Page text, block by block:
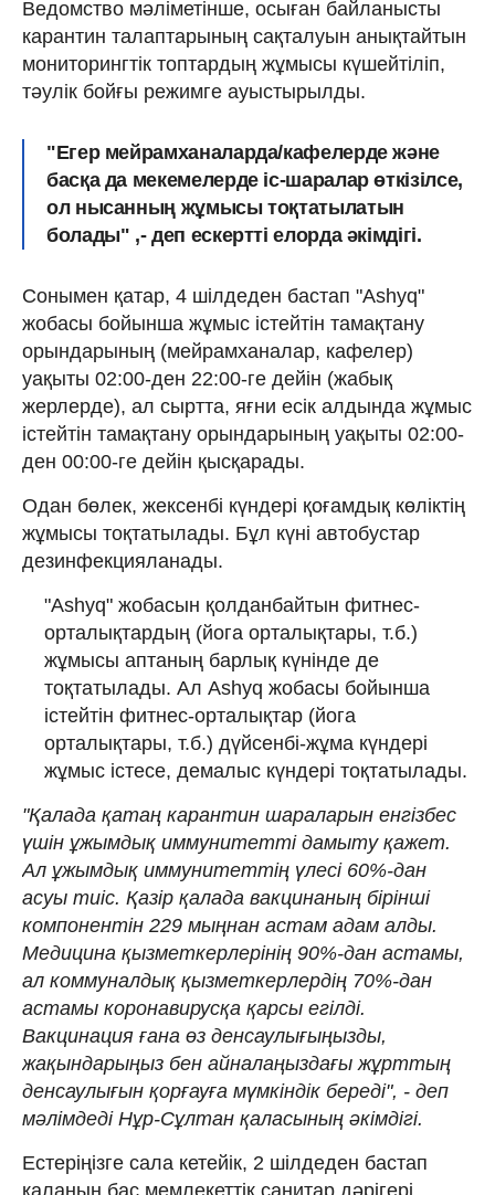
Ведомство мәліметінше, осыған байланысты
карантин талаптарының сақталуын анықтайтын
мониторингтік топтардың жұмысы күшейтіліп,
тәулік бойғы режимге ауыстырылды.
"Егер мейрамханаларда/кафелерде және
басқа да мекемелерде іс-шаралар өткізілсе,
ол нысанның жұмысы тоқтатылатын
болады" ,- деп ескертті елорда әкімдігі.
Сонымен қатар, 4 шілдеден бастап "Ashyq"
жобасы бойынша жұмыс істейтін тамақтану
орындарының (мейрамханалар, кафелер)
уақыты 02:00-ден 22:00-ге дейін (жабық
жерлерде), ал сыртта, яғни есік алдында жұмыс
істейтін тамақтану орындарының уақыты 02:00-
ден 00:00-ге дейін қысқарады.
Одан бөлек, жексенбі күндері қоғамдық көліктің
жұмысы тоқтатылады. Бұл күні автобустар
дезинфекцияланады.
"Ashyq" жобасын қолданбайтын фитнес-
орталықтардың (йога орталықтары, т.б.)
жұмысы аптаның барлық күнінде де
тоқтатылады. Ал Ashyq жобасы бойынша
істейтін фитнес-орталықтар (йога
орталықтары, т.б.) дүйсенбі-жұма күндері
жұмыс істесе, демалыс күндері тоқтатылады.
"Қалада қатаң карантин шараларын енгізбес
үшін ұжымдық иммунитетті дамыту қажет.
Ал ұжымдық иммунитеттің үлесі 60%-дан
асуы тиіс. Қазір қалада вакцинаның бірінші
компонентін 229 мыңнан астам адам алды.
Медицина қызметкерлерінің 90%-дан астамы,
ал коммуналдық қызметкерлердің 70%-дан
астамы коронавирусқа қарсы егілді.
Вакцинация ғана өз денсаулығыңызды,
жақындарыңыз бен айналаңыздағы жұрттың
денсаулығын қорғауға мүмкіндік береді", - деп
мәлімдеді Нұр-Сұлтан қаласының әкімдігі.
Естеріңізге сала кетейік, 2 шілдеден бастап
қаланың бас мемлекеттік санитар дәрігері